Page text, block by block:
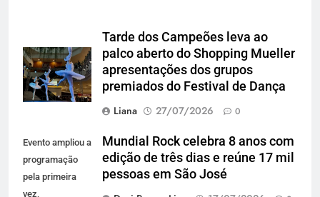
Tarde dos Campeões leva ao
palco aberto do Shopping Mueller
apresentações dos grupos
premiados do Festival de Dança
Liana
27/07/2026 0
Evento ampliou a
programação
pela primeira
vez,
Mundial Rock celebra 8 anos com
edição de três dias e reúne 17 mil
pessoas em São José